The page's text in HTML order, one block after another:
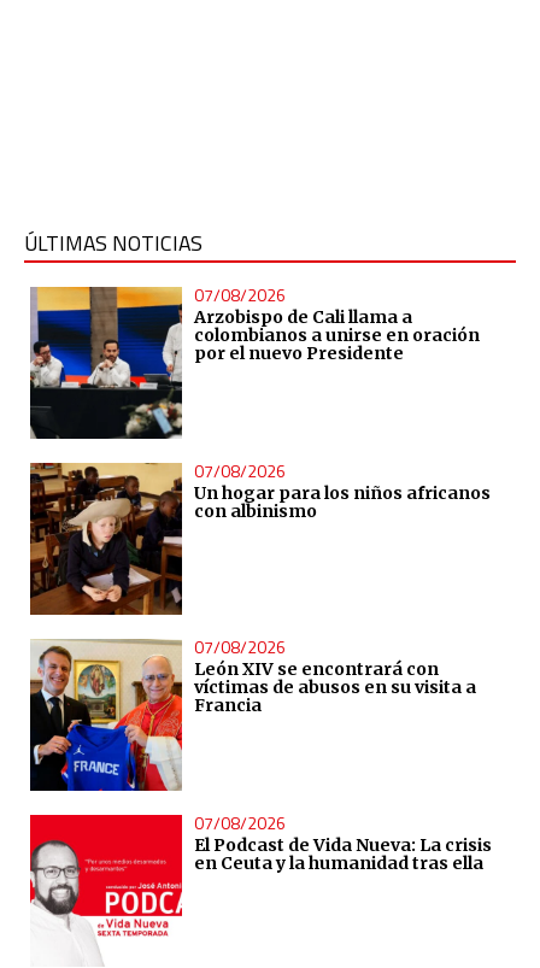
ÚLTIMAS NOTICIAS
07/08/2026
Arzobispo de Cali llama a
colombianos a unirse en oración
por el nuevo Presidente
07/08/2026
Un hogar para los niños africanos
con albinismo
07/08/2026
León XIV se encontrará con
víctimas de abusos en su visita a
Francia
07/08/2026
El Podcast de Vida Nueva: La crisis
en Ceuta y la humanidad tras ella